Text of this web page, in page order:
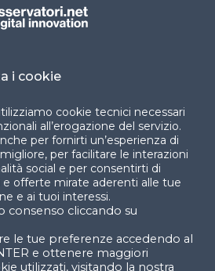
LinkedIn
di Milano Dipartimento
i cookie
cookie tecnici necessari
all’erogazione del servizio.
per fornirti un’esperienza di
per facilitare le interazioni
social e per consentirti di
offerte mirate aderenti alle tue
e ai tuoi interessi.
consenso cliccando su
le tue preferenze accedendo al
e ottenere maggiori
utilizzati, visitando la nostra